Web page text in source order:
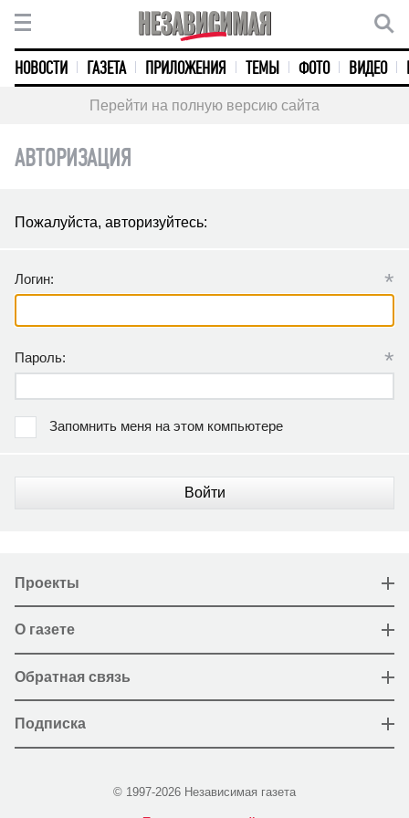
НОВОСТИ ГАЗЕТА ПРИЛОЖЕНИЯ ТЕМЫ ФОТО ВИДЕО
Перейти на полную версию сайта
АВТОРИЗАЦИЯ
Пожалуйста, авторизуйтесь:
Логин: *
Пароль: *
Запомнить меня на этом компьютере
Войти
Проекты
О газете
Обратная связь
Подписка
© 1997-2026 Независимая газета